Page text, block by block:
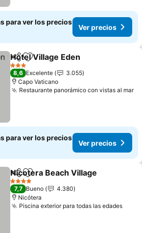
para ver los precios
Ver precios
CompartirAñadir a favoritos
Hotel Village Eden
3 Estrellas
8,6 Excelente
3.055
Capo Vaticano
Restaurante panorámico con vistas al mar
para ver los precios
Ver precios
CompartirAñadir a favoritos
Nicotera Beach Village
4 Estrellas
7,7 Bueno
4.380
Nicótera
Piscina exterior para todas las edades